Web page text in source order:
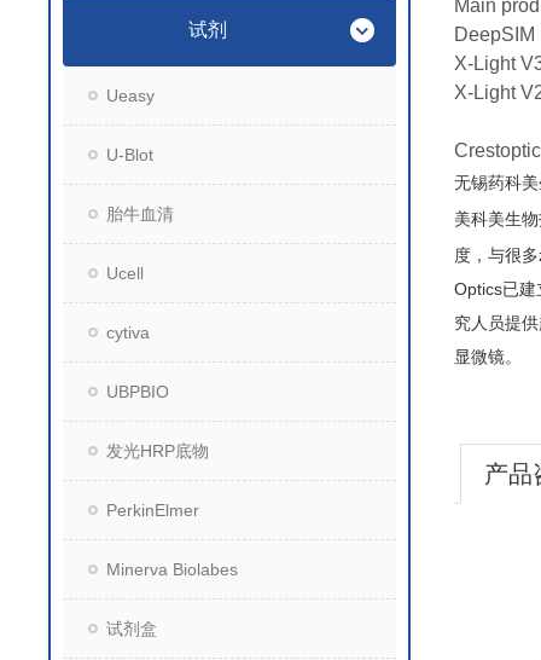
试剂
Ueasy
U-Blot
胎牛血清
Ucell
cytiva
UBPBIO
发光HRP底物
PerkinElmer
Minerva Biolabes
试剂盒
Main
DeepSIM
X-Light
X-Light
无锡药科
美科美生
度，与很
Optics已建
究人员提
显微镜。
产品